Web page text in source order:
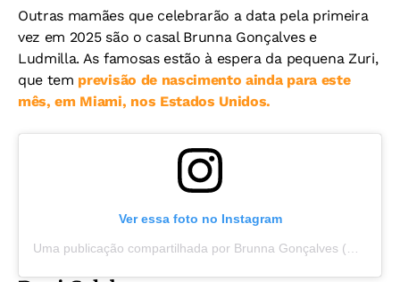
Outras mamães que celebrarão a data pela primeira
vez em 2025 são o casal Brunna Gonçalves e
Ludmilla. As famosas estão à espera da pequena Zuri,
que tem previsão de nascimento ainda para este
mês, em Miami, nos Estados Unidos.
Ver essa foto no Instagram